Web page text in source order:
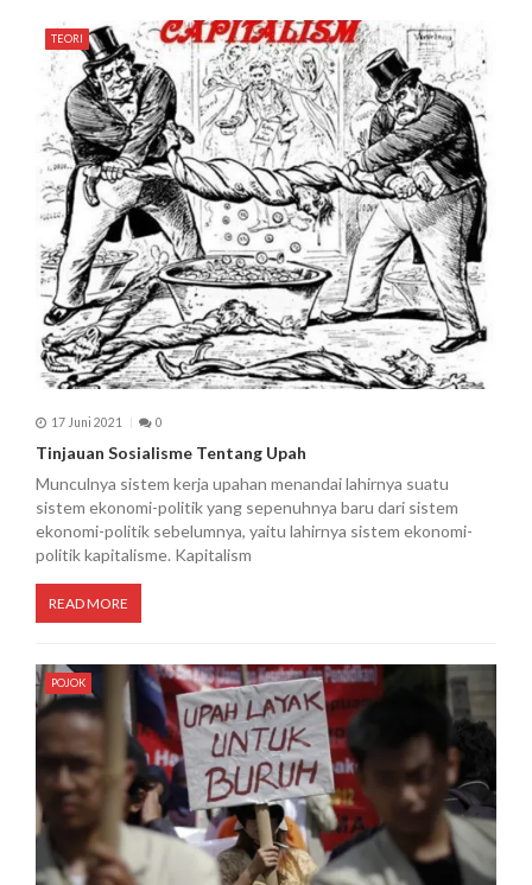
TEORI
17 Juni 2021 0
Tinjauan Sosialisme Tentang Upah
Munculnya sistem kerja upahan menandai lahirnya suatu
sistem ekonomi-politik yang sepenuhnya baru dari sistem
ekonomi-politik sebelumnya, yaitu lahirnya sistem ekonomi-
politik kapitalisme. Kapitalism
READ MORE
POJOK